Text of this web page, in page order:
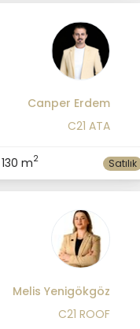
Canper Erdem
C21 ATA
130 m2 Satılık
Melis Yenigökgöz
C21 ROOF